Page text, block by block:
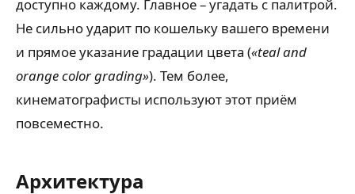
доступно каждому. Главное – угадать с палитрой.
Не сильно ударит по кошельку вашего времени
и прямое указание градации цвета («teal and
orange color grading»). Тем более,
кинематографисты используют этот приём
повсеместно.
Архитектура